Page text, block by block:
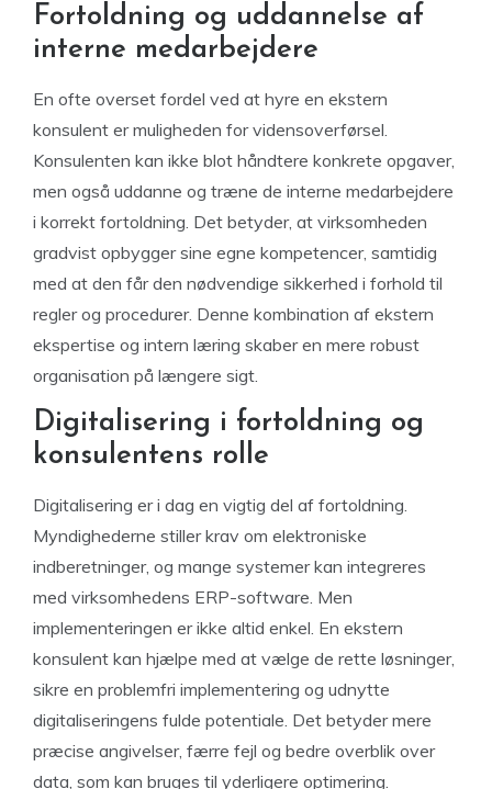
Fortoldning og uddannelse af
interne medarbejdere
En ofte overset fordel ved at hyre en ekstern
konsulent er muligheden for vidensoverførsel.
Konsulenten kan ikke blot håndtere konkrete opgaver,
men også uddanne og træne de interne medarbejdere
i korrekt fortoldning. Det betyder, at virksomheden
gradvist opbygger sine egne kompetencer, samtidig
med at den får den nødvendige sikkerhed i forhold til
regler og procedurer. Denne kombination af ekstern
ekspertise og intern læring skaber en mere robust
organisation på længere sigt.
Digitalisering i fortoldning og
konsulentens rolle
Digitalisering er i dag en vigtig del af fortoldning.
Myndighederne stiller krav om elektroniske
indberetninger, og mange systemer kan integreres
med virksomhedens ERP-software. Men
implementeringen er ikke altid enkel. En ekstern
konsulent kan hjælpe med at vælge de rette løsninger,
sikre en problemfri implementering og udnytte
digitaliseringens fulde potentiale. Det betyder mere
præcise angivelser, færre fejl og bedre overblik over
data, som kan bruges til yderligere optimering.